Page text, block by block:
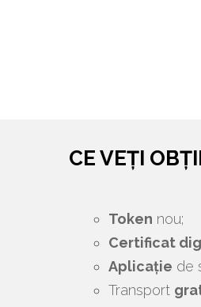
CE VEȚI
Token nou;
Certificat
Aplicație de
Transport